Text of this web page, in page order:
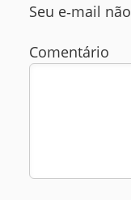
Seu e‑mail
Comentário